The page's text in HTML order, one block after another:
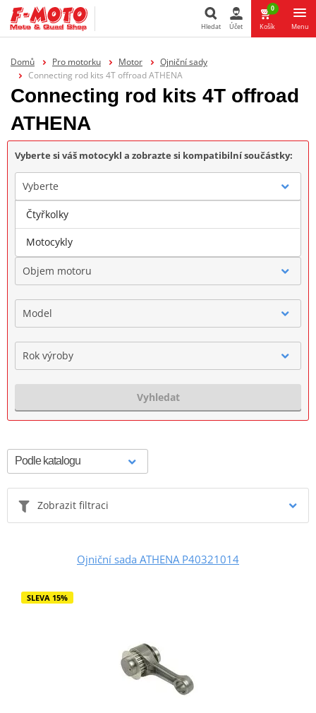
Hledat Účet
0
Košík Menu
Domů Pro motorku Motor
Ojniční sady
Connecting rod kits 4T offroad ATHENA
Connecting rod kits 4T offroad
ATHENA
Vyberte si váš motocykl a zobrazte si kompatibilní součástky:
Vyberte
Značka
Objem motoru
Model
Rok výroby
Vyhledat
Zobrazit filtraci
Ojniční sada ATHENA P40321014
SLEVA 15%
Čtyřkolky
Motocykly